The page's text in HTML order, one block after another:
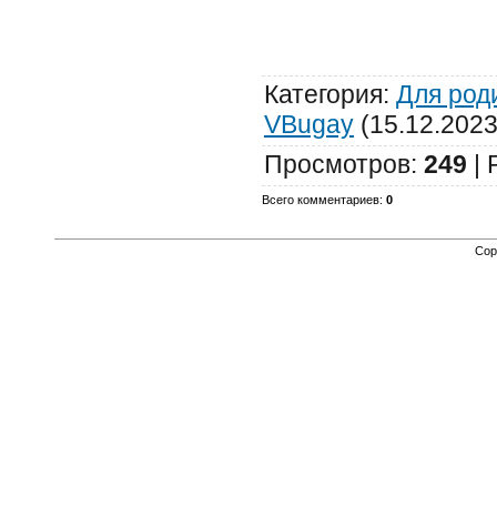
Категория: Для
VBugay
Просмотров: 249 |
Всего комментариев: 0